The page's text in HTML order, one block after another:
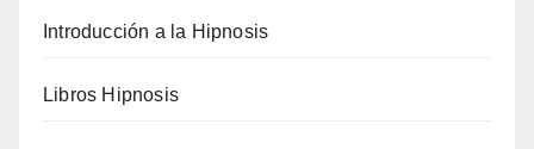
Introducción a la Hipnosis
Libros Hipnosis